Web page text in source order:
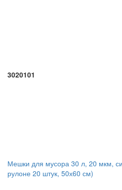
3020101
Мешки для мусора 30 л, 20 мкм,
рулоне 20 штук, 50х60 см)